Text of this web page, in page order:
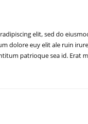
elit, sed do
dolore euy elit ale ruin
patrioque sea id.